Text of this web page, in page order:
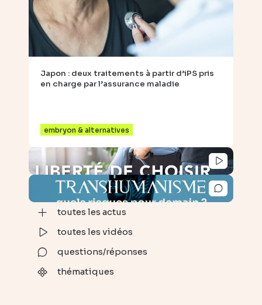
Japon : deux traitements à partir d’iPS pris
en charge par l’assurance maladie
embryon & alternatives
toutes les actus
toutes les vidéos
questions/réponses
thématiques